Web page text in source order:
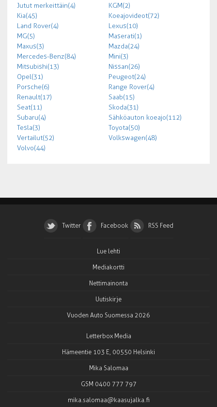
Jutut merkeittäin (4)
KGM (2)
Kia (45)
Koeajovideot (72)
Land Rover (4)
Lexus (10)
MG (5)
Maserati (1)
Maxus (3)
Mazda (24)
Mercedes-Benz (84)
Mini (3)
Mitsubishi (13)
Nissan (26)
Opel (31)
Peugeot (24)
Porsche (6)
Range Rover (4)
Renault (17)
Saab (15)
Seat (11)
Skoda (31)
Subaru (4)
Sähköauton koeajo (112)
Tesla (3)
Toyota (50)
Vertailut (52)
Volkswagen (48)
Volvo (44)
Twitter Facebook RSS Feed
Lue lehti
Mediakortti
Nettimainonta
Uutiskirje
Vuoden Auto Suomessa 2026
Letterbox Media
Hämeentie 103 E, 00550 Helsinki
Mika Salomaa
GSM 0400 777 797
mika.salomaa@kaasujalka.fi